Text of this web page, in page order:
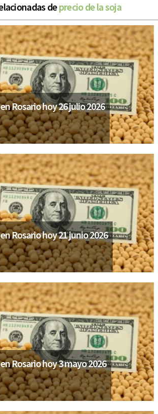
deprecio de la soja
Rosario hoy 26 julio 2026
Rosario hoy 21 junio 2026
Rosario hoy 3 mayo 2026